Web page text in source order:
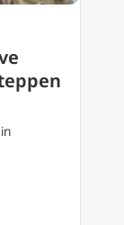
afbeelding